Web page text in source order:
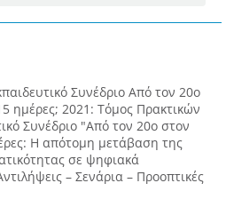
Συνέδριο Από τον 20ο
ημέρες; 2021: Τόμος Πρακτικών
Συνέδριο "Από τον 20ο στον
Η απότομη μετάβαση της
σε ψηφιακά
– Σενάρια – Προοπτικές